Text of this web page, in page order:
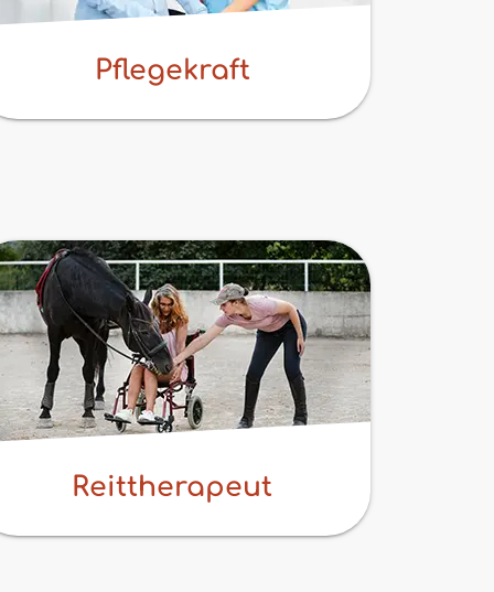
Pflegekraft
Reittherapeut